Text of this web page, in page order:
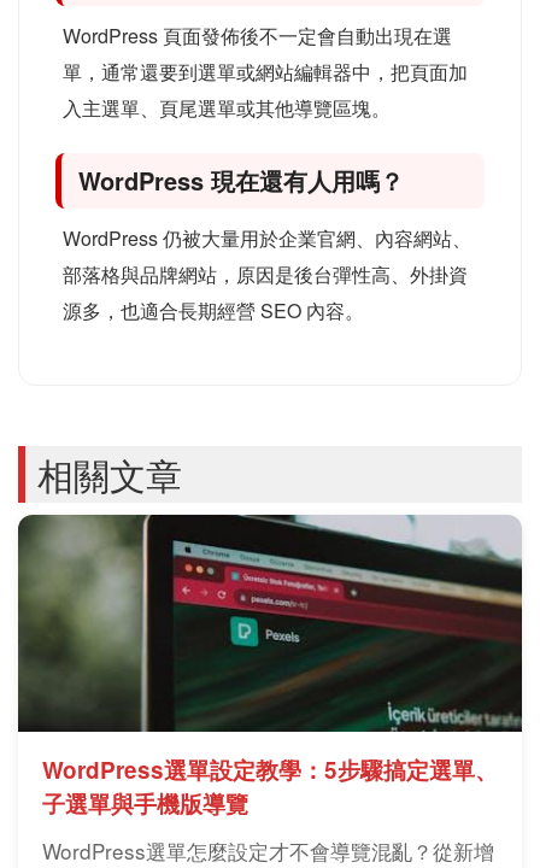
WordPress 頁面發佈後不一定會自動出現在選
單，通常還要到選單或網站編輯器中，把頁面加
入主選單、頁尾選單或其他導覽區塊。
WordPress 現在還有人用嗎？
WordPress 仍被大量用於企業官網、內容網站、
部落格與品牌網站，原因是後台彈性高、外掛資
源多，也適合長期經營 SEO 內容。
相關文章
WordPress選單設定教學：5步驟搞定選單、
子選單與手機版導覽
WordPress選單怎麼設定才不會導覽混亂？從新增